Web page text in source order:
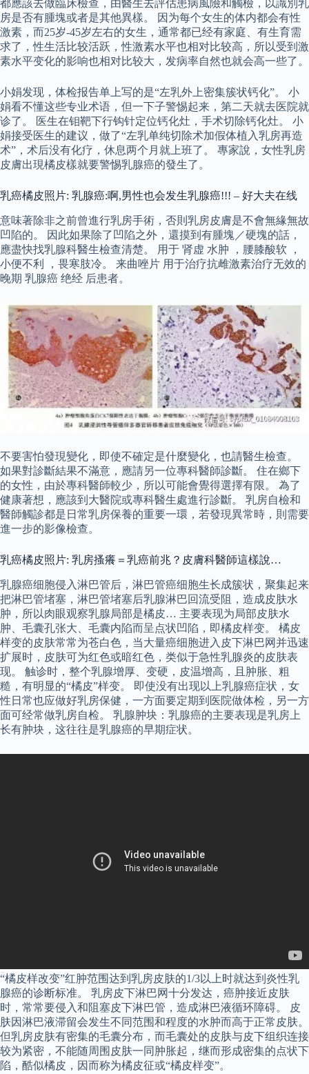
都應該去做臨床檢查，由醫生去評估患病風險和觸檢，以識別乳
房是否有腫塊或者是其他異樣。 因为每个女生的体内都会有性
激素，而25岁-45岁左右的女生，通常都已经有家庭、有生育需
求了，性生活比较活跃，性激素水平也相对比较高，所以受到激
素水平变化的影响也相对比较大，发病率自然也就会高一些了。
小娟发现，体检报告单上写的是“左乳外上密集簇状钙化”。 小
娟看不懂这些专业术语，但一下子警惕起来，第二天就去医院就
诊了。 医生在钼靶下行钩针定位钙化灶，手术切除钙化灶。 小
娟接受医生的建议，做了“左乳单纯切除术加假体植入乳房再造
术”，术后没有化疗，休息两个月就上班了。 專家說，女性乳房
皮膚出現橘皮樣就要警惕乳腺癌的發生了。
乳癌橘皮照片: 乳腺癌:啊,男性也会发生乳腺癌!!! – 好大夫在线
意味著除非之前曾進行乳房手術，否則乳房皮膚是不會無緣無故
凹陷的。 因此如果除了凹陷之外，還摸到有腫塊／硬塊的話，
應盡快找乳腺科醫生檢查清楚。 用于 肾虚 水肿 ，腰膝酸软 ，
小便不利 ，畏寒肢冷。 来曲唑片 用于治疗抗雌激素治疗无效的
晚期 乳腺癌 绝经 后患者。
不要害怕發現變化，即使不確定是什麼變化，也請醫生檢查。
如果對診斷結果不滿意，應請另一位專科醫師診斷。 住在鄉下
的女性，由於專科醫師較少，所以可能會覺得選擇有限。 為了
健康著想，應該到大醫院或專科醫生處進行診斷。 乳房自檢和
醫師觸診都是日常乳房保養的重要一環，若發現異常時，則需要
進一步的影像檢查。
乳癌橘皮照片: 乳房搔癢＝乳癌前兆？皮膚科醫師這樣說…
乳腺癌细胞侵入淋巴管后，淋巴管癌细胞生长成簇状，聚集起来
把淋巴管堵塞，淋巴管堵塞后乳腺淋巴回流受阻，造成皮肤水
肿，所以肉眼观察乳腺局部是橘皮… 主要表现为局部皮肤水
肿、毛囊孔张大、毛囊内陷而呈点状凹陷，即橘皮样变。 橘皮
样变的皮肤常常为苍白色，当大量癌细胞进入皮下淋巴网并迅速
扩展时，皮肤可为红色或暗红色，类似于急性乳腺炎的皮肤表
现。 触诊时，整个乳腺增厚、变硬，皮温增高，且肿胀、粗
糙，有明显的“橘皮”样变。 即使没有出现以上乳腺癌症状，女
性日常也应做好乳房保健，一方面要定期到医院做体检，另一方
面可经常做乳房自检。 乳腺肿块：乳腺癌的主要表现是乳房上
长有肿块，这往往是乳腺癌的早期症状。
“橘皮样改变”红肿范围达到乳房皮肤的1/3以上时就达到炎性乳
腺癌的诊断标准。 乳房皮下淋巴网十分发达，癌肿接近皮肤
时，常常要侵入和阻塞皮下淋巴管，造成淋巴液循环障碍。 皮
肤因淋巴液滞留会发生不同范围和程度的水肿而高于正常皮肤。
但乳房皮肤有密集的毛囊分布，而毛囊处的皮肤与皮下组织连接
较为紧密，不能随周围皮肤一同肿胀起，继而形成密集的点状下
陷，酷似橘皮，因而称为橘皮征或“橘皮样变”。